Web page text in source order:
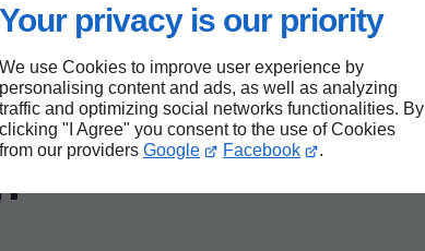
Your privacy is our priority
We use Cookies to improve user experience by
personalising content and ads, as well as analyzing
traffic and optimizing social networks functionalities. By
clicking "I Agree" you consent to the use of Cookies
from our providers Google Facebook .
à